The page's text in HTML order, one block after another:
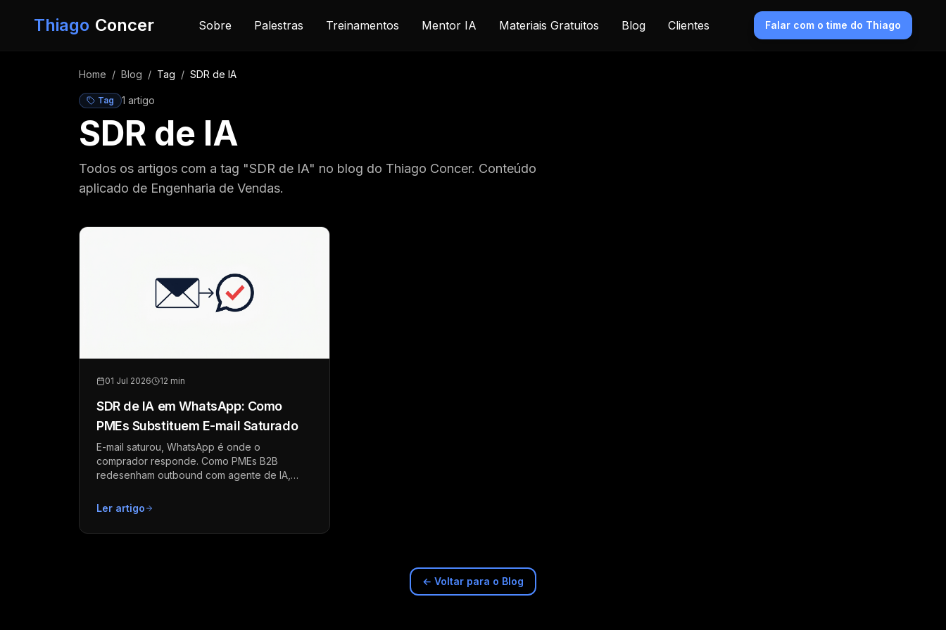
Thiago Concer Sobre Palestras Treinamentos Mentor IA Materiais Gratuitos Blog Clientes Falar com o time do Thiago
Home / Blog / Tag / SDR de IA
Tag 1 artigo
SDR de IA
Todos os artigos com a tag "SDR de IA" no blog do Thiago Concer. Conteúdo
aplicado de Engenharia de Vendas.
01 Jul 2026 12 min
SDR de IA em WhatsApp: Como
PMEs Substituem E-mail Saturado
E-mail saturou, WhatsApp é onde o
comprador responde. Como PMEs B2B
redesenham outbound com agente de IA,
Ler artigo
← Voltar para o Blog